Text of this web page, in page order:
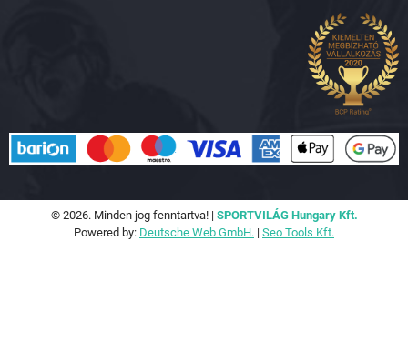
© 2026. Minden jog fenntartva! | SPORTVILÁG Hungary Kft.
Powered by: Deutsche Web GmbH. | Seo Tools Kft.